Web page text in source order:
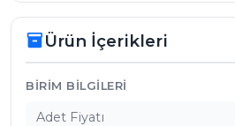
inventory_2Ürün İçerikleri
Ürün İçerikleri
BIRIM BILGILERI
Adet Fiyatı